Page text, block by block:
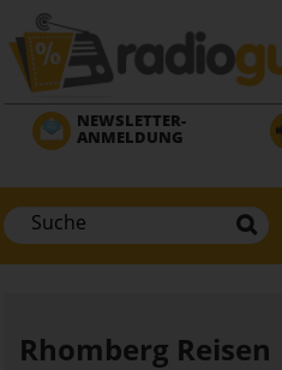
Direkt
zum
Inhalt
NEWSLETTER-
ANMELDUNG
Rhomberg Reisen